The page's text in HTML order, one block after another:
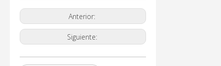
Anterior:
Siguiente: